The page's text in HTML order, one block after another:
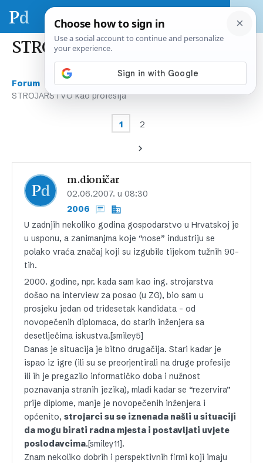
STROJARSTVO kao profesija
Forum Razno › Posao – ponuda/potražnja ›
STROJARSTVO kao profesija
1 2
m.dioničar
02.06.2007. u 08:30
2006
U zadnjih nekoliko godina gospodarstvo u Hrvatskoj je
u usponu, a zanimanjma koje “nose” industriju se
polako vraća značaj koji su izgubile tijekom tužnih 90-
tih.
2000. godine, npr. kada sam kao ing. strojarstva
došao na interview za posao (u ZG), bio sam u
prosjeku jedan od tridesetak kandidata – od
novopečenih diplomaca, do starih inženjera sa
desetlječima iskustva.[smiley5]
Danas je situacija je bitno drugačija. Stari kadar je
ispao iz igre (ili su se preorjentirali na druge profesije
ili ih je pregazilo informatičko doba i nužnost
poznavanja stranih jezika), mladi kadar se “rezervira”
prije diplome, manje je novopečenih inženjera i
općenito, strojarci su se iznenada našli u situaciji
da mogu birati radna mjesta i postavljati uvjete
poslodavcima.[smiley11].
Znam nekoliko dobrih i perspektivnih firmi koji imaju